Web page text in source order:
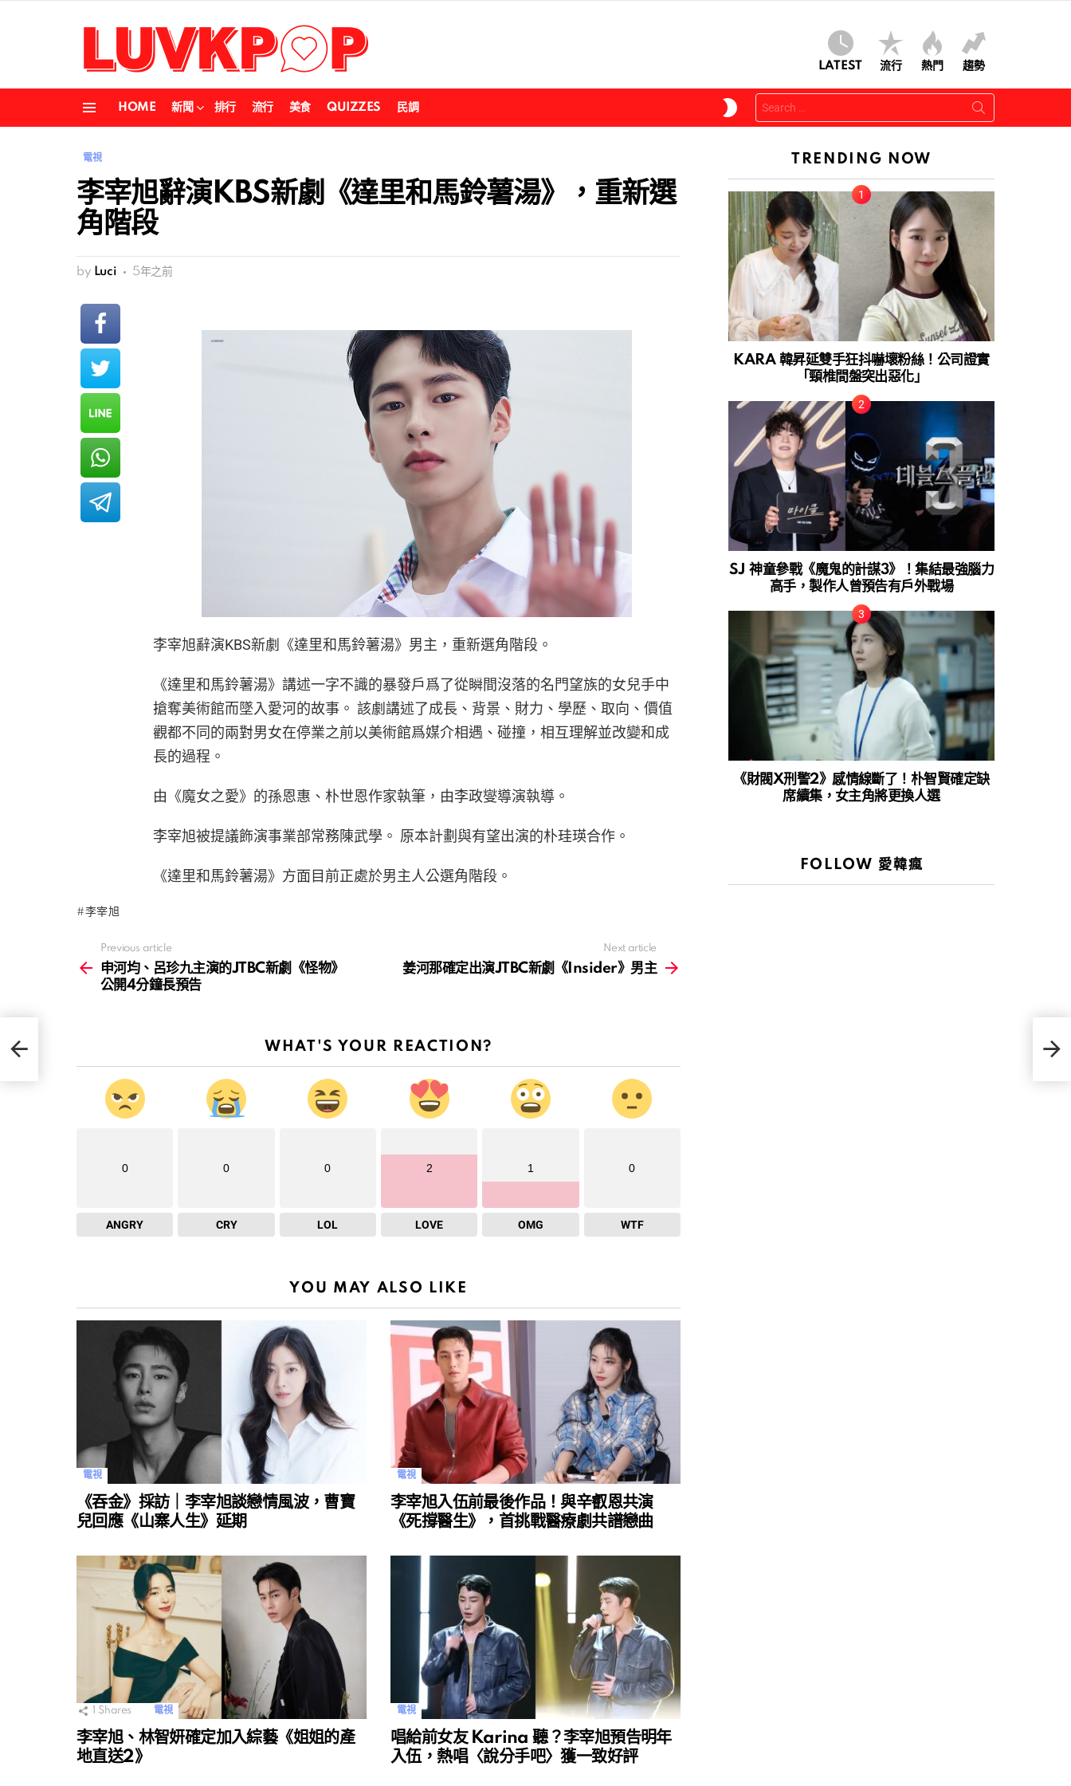
LATEST 流行 熱門 趨勢
HOME 新聞 排行 流行 美食 QUIZZES 民調
SKIN
Search
for:
電視
李宰旭辭演KBS新劇《達里和馬鈴薯湯》，重新選
角階段
by Luci 5年之前
李宰旭辭演KBS新劇《達里和馬鈴薯湯》男主，重新選角階段。
《達里和馬鈴薯湯》講述一字不識的暴發戶爲了從瞬間沒落的名門望族的女兒手中
搶奪美術館而墜入愛河的故事。 該劇講述了成長、背景、財力、學歷、取向、價值
觀都不同的兩對男女在停業之前以美術館爲媒介相遇、碰撞，相互理解並改變和成
長的過程。
由《魔女之愛》的孫恩惠、朴世恩作家執筆，由李政燮導演執導。
李宰旭被提議飾演事業部常務陳武學。 原本計劃與有望出演的朴珪瑛合作。
《達里和馬鈴薯湯》方面目前正處於男主人公選角階段。
李宰旭
more
Previous article
申河均、呂珍九主演的JTBC新劇《怪物》
公開4分鐘長預告
Next article
姜河那確定出演JTBC新劇《Insider》男主
WHAT'S YOUR REACTION?
0
ANGRY
0
CRY
0
LOL
2
LOVE
1
OMG
0
WTF
YOU MAY ALSO LIKE
電視
《吞金》採訪｜李宰旭談戀情風波，曹寶
兒回應《山寨人生》延期
電視
李宰旭入伍前最後作品！與辛叡恩共演
《死撐醫生》，首挑戰醫療劇共譜戀曲
Shares 電視
李宰旭、林智妍確定加入綜藝《姐姐的產
地直送2》
電視
唱給前女友 Karina 聽？李宰旭預告明年
入伍，熱唱〈說分手吧〉獲一致好評
公
姜
TRENDING NOW
KARA 韓昇延雙手狂抖嚇壞粉絲！公司證實
「頸椎間盤突出惡化」
SJ 神童參戰《魔鬼的計謀3》！集結最強腦力
高手，製作人曾預告有戶外戰場
《財閥X刑警2》感情線斷了！朴智賢確定缺
席續集，女主角將更換人選
FOLLOW 愛韓瘋